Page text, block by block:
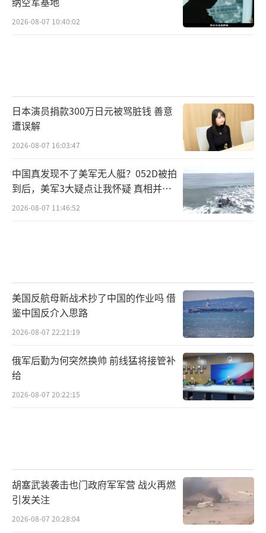
2026-08-07 10:40:02
日本演员捐款300万日元被骂脏钱 善意
遭误解
2026-08-07 16:03:47
中国真发现不了美军无人艇？052D被拍
到后，美军3大疑点让我怀疑 真相并非
如此
2026-08-07 11:46:52
美国反航母新战术抄了中国的作业吗 借
鉴中国反介入思路
2026-08-07 22:21:19
俄军后勤为何突然换帅 前线猛将接管补
给
2026-08-07 20:22:15
胡塞武装袭击也门政府军军营 战火再燃
引发关注
2026-08-07 20:28:04